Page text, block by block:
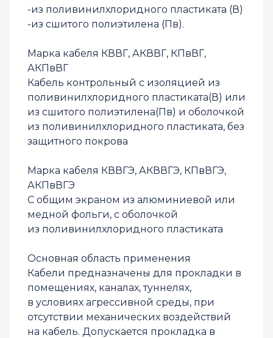
-из поливинилхлоридного пластиката (В)
-из сшитого полиэтилена (Пв).
Марка кабеля КВВГ, АКВВГ, КПвВГ,
АКПвВГ
Кабель контрольный с изоляцией из
поливинилхлоридного пластиката(В) или
из сшитого полиэтилена(Пв) и оболочкой
из поливинилхлоридного пластиката, без
защитного покрова
Марка кабеля КВВГЭ, АКВВГЭ, КПвВГЭ,
АКПвВГЭ
С общим экраном из алюминиевой или
медной фольги, с оболочкой
из поливинилхлоридного пластиката
Основная область применения
Кабели предназначены для прокладки в
помещениях, каналах, туннелях,
в условиях агрессивной среды, при
отсутствии механических воздействий
на кабель. Допускается прокладка в